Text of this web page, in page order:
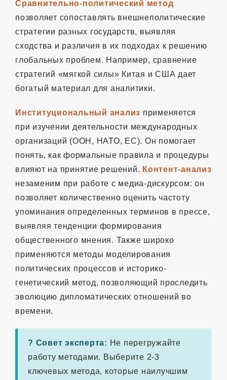
Сравнительно-политический метод
позволяет сопоставлять внешнеполитические
стратегии разных государств, выявляя
сходства и различия в их подходах к решению
глобальных проблем. Например, сравнение
стратегий «мягкой силы» Китая и США дает
богатый материал для аналитики.
Институциональный анализ применяется
при изучении деятельности международных
организаций (ООН, НАТО, ЕС). Он помогает
понять, как формальные правила и процедуры
влияют на принятие решений. Контент-анализ
незаменим при работе с медиа-дискурсом: он
позволяет количественно оценить частоту
упоминания определенных терминов в прессе,
выявляя тенденции формирования
общественного мнения. Также широко
применяются методы моделирования
политических процессов и историко-
генетический метод, позволяющий проследить
эволюцию дипломатических отношений во
времени.
? Совет эксперта: Не перегружайте
работу методами. Выберите 2-3
ключевых метода, которые наилучшим